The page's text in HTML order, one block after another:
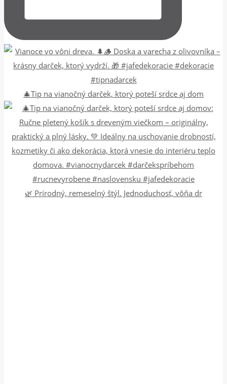
🎄Tip na vianočný darček, ktorý poteší srdce aj dom
🌿 Prírodný, remeselný štýl. Jednoduchosť, vôňa dr